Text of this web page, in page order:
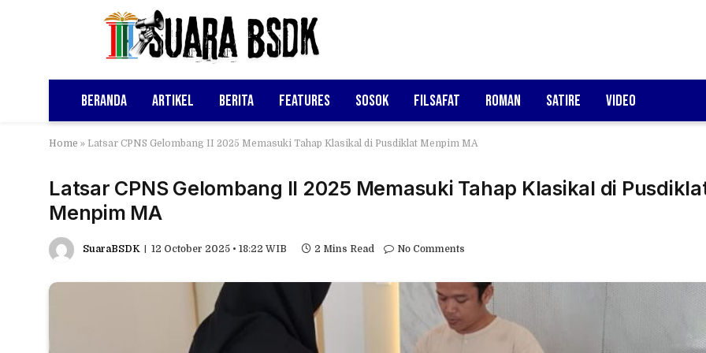
Beranda Artikel Berita Features Sosok Filsafat Roman Satire Video
Home » Latsar CPNS Gelombang II 2025 Memasuki Tahap Klasikal di Pusdiklat Menpim MA
Latsar CPNS Gelombang II 2025 Memasuki Tahap Klasikal di
Menpim MA
SuaraBSDK 12 October 2025 • 18:22 WIB 2 Mins Read No Comments